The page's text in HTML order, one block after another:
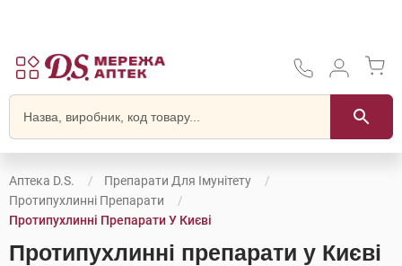
Аптека D.S.
Препарати Для Імунітету
Протипухлинні Препарати
Протипухлинні Препарати У Києві
Протипухлинні препарати у Києві